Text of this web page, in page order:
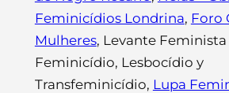
Feminicídios Londrina, Foro
Mulheres, Levante
Feminicídio, Lesbocídio y
Transfeminicídio, Lupa